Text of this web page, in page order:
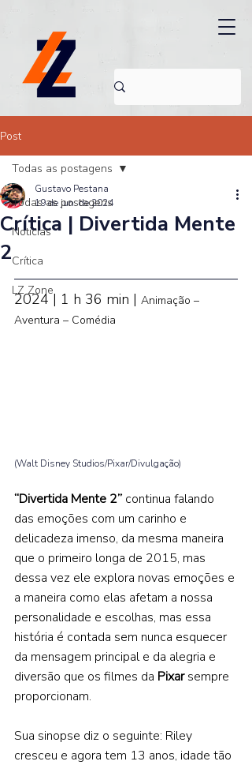
Post
Todas as postagens
Noticias
Crítica
LZ Zone
Todas as postagens
Crítica | Divertida Mente
2
Gustavo Pestana
19 de jun. de 2024
2024 | 1 h 36 min | Animação –
Aventura – Comédia
(Walt Disney Studios/Pixar/Divulgação)
“Divertida Mente 2” continua falando
das emoções com um carinho e
delicadeza imenso, da mesma maneira
que o primeiro longa de 2015, mas
dessa vez ele explora novas emoções e
a maneira como elas afetam a nossa
personalidade e escolhas, mas essa
história é contada sem nunca esquecer
da mensagem principal e da alegria e
diversão que os filmes da Pixar sempre
proporcionam.
Sua sinopse diz o seguinte: Riley
cresceu e agora tem 13 anos, idade tão